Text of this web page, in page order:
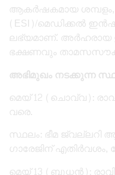
​ആകർഷകമായ
(ESI)/മെഡിക്കൽ
ലഭ്യമാണ്. അർഹരായ
ഭക്ഷണവും
അഭിമുഖം നടക്കുന്ന
​മെയ് 12 (ചൊവ്വ):
വരെ.
​സ്ഥലം: ഭീമ ജ്വല്ലറി
ഗാരേജിന്